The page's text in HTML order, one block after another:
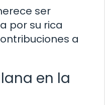
ser
por su rica
a
en la